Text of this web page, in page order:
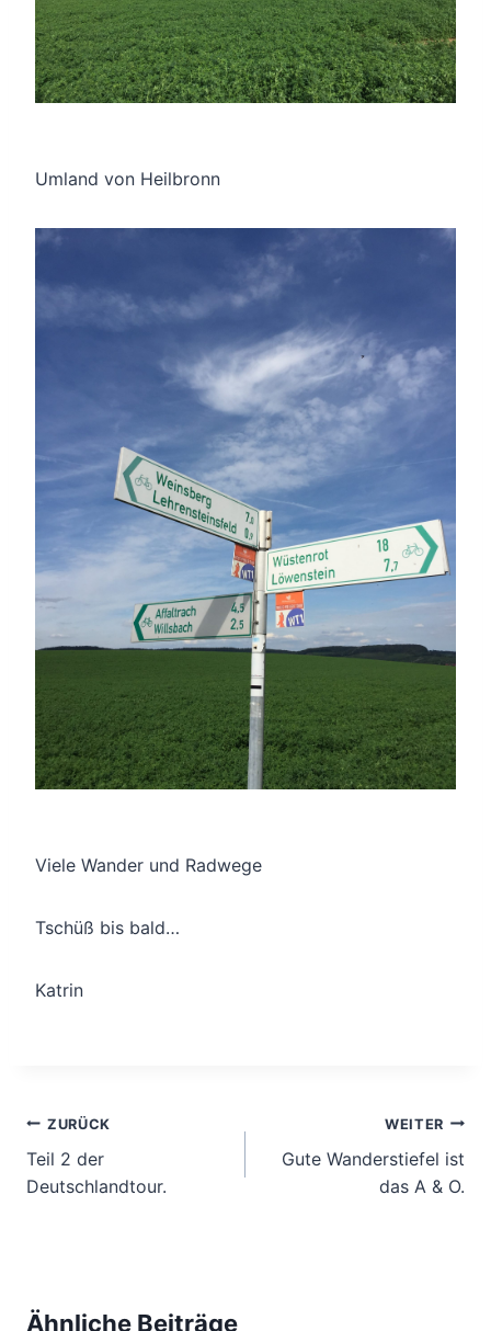
Umland von Heilbronn
Viele Wander und Radwege
Tschüß bis bald…
Katrin
Beitragsnavigation
ZURÜCK
Teil 2 der
Deutschlandtour.
WEITER
Gute Wanderstiefel ist
das A & O.
Ähnliche Beiträge